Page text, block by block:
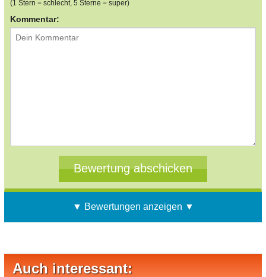
(1 Stern = schlecht, 5 Sterne = super)
Kommentar:
▼ Bewertungen anzeigen ▼
Auch interessant: